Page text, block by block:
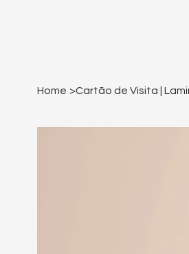
Home >Cartão de Visita |